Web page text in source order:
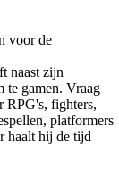
voor de
naast zijn
te gamen. Vraag
RPG's, fighters,
platformers
haalt hij de tijd